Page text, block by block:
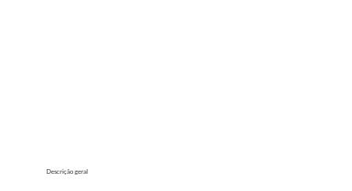
Descrição geral